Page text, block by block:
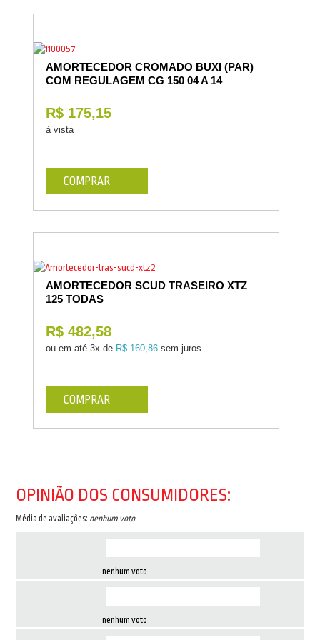
AMORTECEDOR CROMADO BUXI (PAR)
COM REGULAGEM CG 150 04 A 14
R$ 175,15
à vista
COMPRAR
AMORTECEDOR SCUD TRASEIRO XTZ
125 TODAS
R$ 482,58
ou em até 3x de R$ 160,86 sem juros
COMPRAR
OPINIÃO DOS CONSUMIDORES:
Média de avaliações: nenhum voto
nenhum voto
nenhum voto